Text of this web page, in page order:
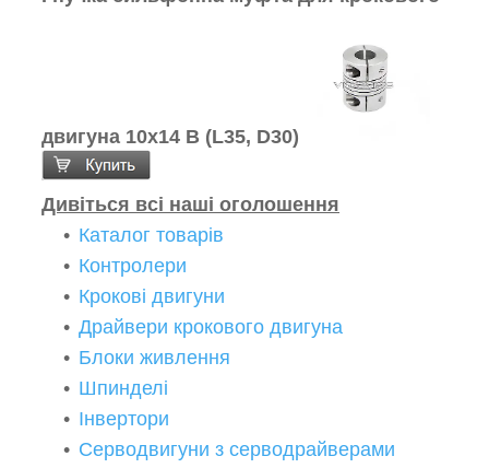
двигуна 10х14 В (L35, D30)
Дивіться всі наші оголошення
Каталог товарів
Контролери
Крокові двигуни
Драйвери крокового двигуна
Блоки живлення
Шпинделі
Інвертори
Серводвигуни з серводрайверами